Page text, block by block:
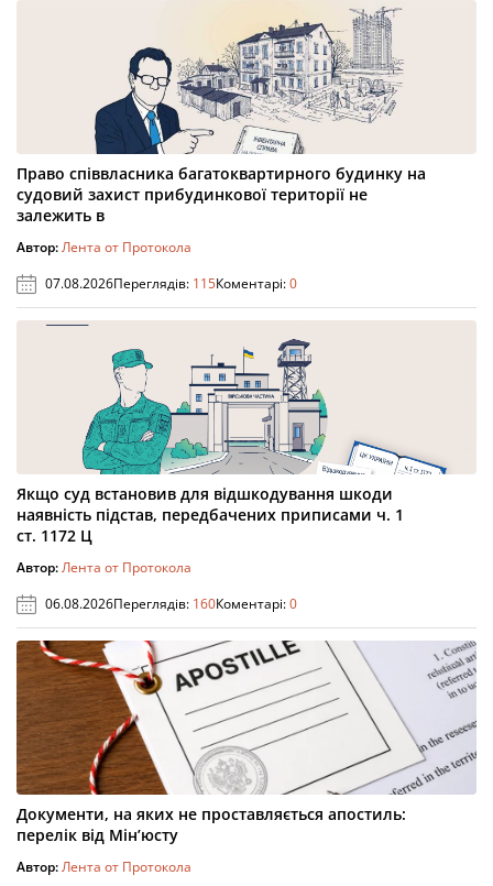
Право співвласника багатоквартирного будинку на
судовий захист прибудинкової території не
залежить в
Автор:Лента от Протокола
07.08.2026Переглядів: 115Коментарі:0
Якщо суд встановив для відшкодування шкоди
наявність підстав, передбачених приписами ч. 1
ст. 1172 Ц
Автор:Лента от Протокола
06.08.2026Переглядів: 160Коментарі:0
Документи, на яких не проставляється апостиль:
перелік від Мін’юсту
Автор:Лента от Протокола